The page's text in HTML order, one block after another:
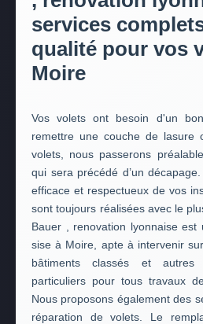
services
qualité pour vos
Moire
Vos volets ont besoin d'un
remettre une couche de lasure
volets, nous passerons
qui sera précédé d’un
efficace et respectueux de vos
sont toujours réalisées avec le
Bauer , renovation lyonnaise est
sise à Moire, apte à intervenir
bâtiments classés et autres
particuliers pour tous travaux
Nous proposons également des
réparation de volets. Le